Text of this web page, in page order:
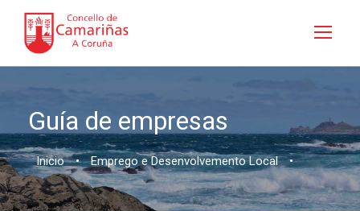
Guía de empresas
Inicio • Emprego e Desenvolvemento Local •